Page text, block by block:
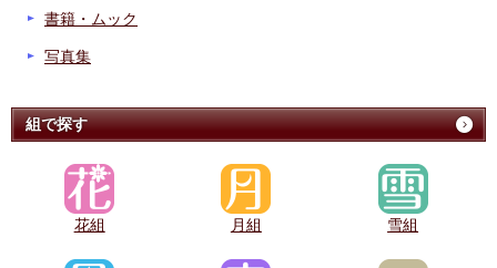
書籍・ムック
写真集
組で探す
花組 月組 雪組